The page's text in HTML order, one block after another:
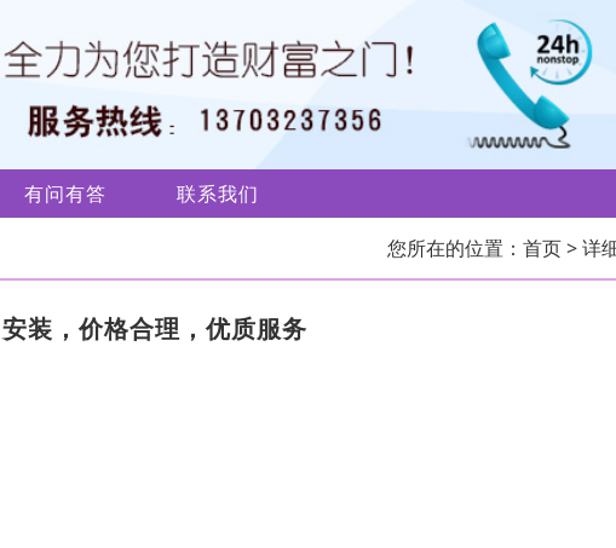
有问有答 联系我们
您所在的位置： 首页> 详
装，价格合理，优质服务